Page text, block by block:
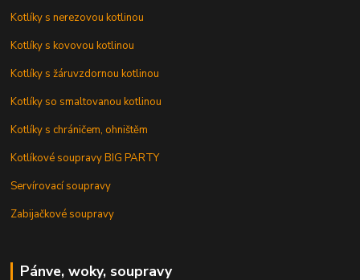
Kotlíky s nerezovou kotlinou
Kotlíky s kovovou kotlinou
Kotlíky s žáruvzdornou kotlinou
Kotlíky so smaltovanou kotlinou
Kotlíky s chráničem, ohništěm
Kotlíkové soupravy BIG PARTY
Servírovací soupravy
Zabijačkové soupravy
Pánve, woky, soupravy